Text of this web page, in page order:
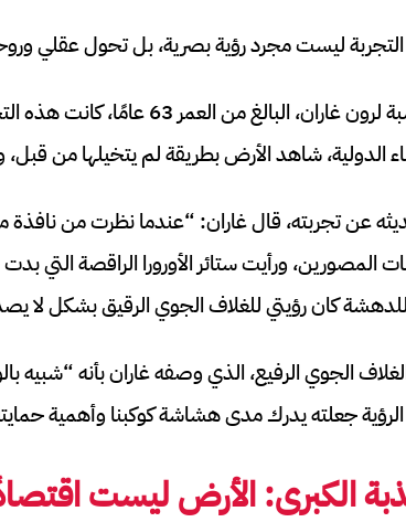
ليست مجرد رؤية بصرية، بل تحول عقلي
بالنسبة لرون غاران،
الدولية، شاهد الأرض بطريقة لم يتخيلها من
عن تجربته، قال غاران: “عندما نظرت من
المصورين، ورأيت ستائر الأورورا الراقصة التي بدت
للدهشة كان رؤيتي للغلاف الجوي الرقيق بشكل لا
الجوي الرفيع، الذي وصفه غاران بأنه
جعلته يدرك مدى هشاشة كوكبنا وأهمية
الكبرى: الأرض ليست